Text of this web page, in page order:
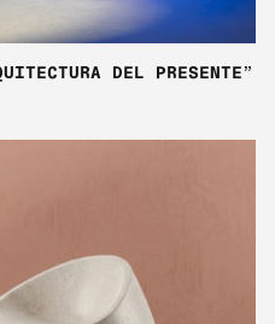
DEL PRESENTE”